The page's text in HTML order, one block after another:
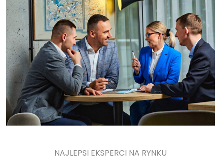
NAJLEPSI EKSPERCI NA RYNKU